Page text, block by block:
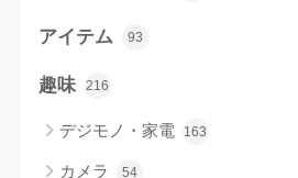
アイテム 93
趣味 216
デジモノ・家電 163
カメラ 54